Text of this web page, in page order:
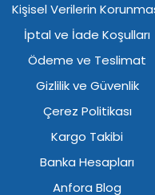
Kişisel Verilerin
İptal ve İade Koşulları
Ödeme ve Teslimat
Gizlilik ve Güvenlik
Çerez Politikası
Kargo Takibi
Banka Hesapları
Anfora Blog